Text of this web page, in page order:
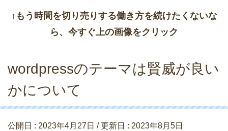
↑もう時間を切り売りする働き方を続けたくないな
ら、今すぐ上の画像をクリック
wordpressのテーマは賢威が良い
かについて
公開日 : 2023年4月27日 / 更新日 : 2023年8月5日